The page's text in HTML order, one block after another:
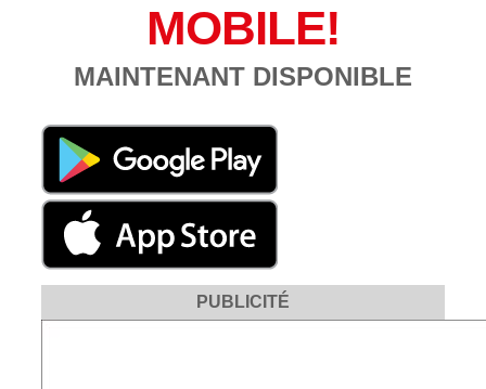
MOBILE!
MAINTENANT DISPONIBLE
PUBLICITÉ